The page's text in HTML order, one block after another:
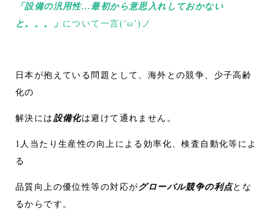
「設備の汎用性…最初から意思入れしておかない
と。。。」 について一言(‘ω’)ノ
日本が抱えている問題として、海外との競争、少子高齢
化の
解決には設備化は避けて通れません。
1人当たり生産性の向上による効率化、検査自動化等によ
る
品質向上の優位性等の対応がグローバル競争の利点とな
るからです。